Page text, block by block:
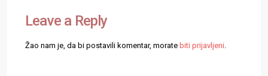
Leave a Reply
Žao nam je, da bi postavili komentar, morate biti prijavljeni.